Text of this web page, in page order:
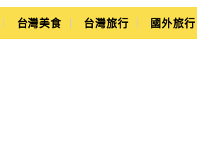
台灣美食 台灣旅行 國外旅行